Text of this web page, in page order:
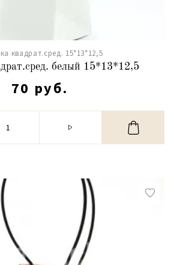
квадрат.сред. 15*13*12,5
белый 15*13*12,5
70 руб.